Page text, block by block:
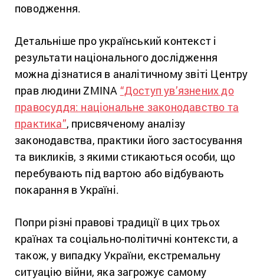
поводження.
Детальніше про український контекст і
результати національного дослідження
можна дізнатися в аналітичному звіті Центру
прав людини ZMINA “Доступ ув’язнених до
правосуддя: національне законодавство та
практика”, присвяченому аналізу
законодавства, практики його застосування
та викликів, з якими стикаються особи, що
перебувають під вартою або відбувають
покарання в Україні.
Попри різні правові традиції в цих трьох
країнах та соціально-політичні контексти, а
також, у випадку України, екстремальну
ситуацію війни, яка загрожує самому